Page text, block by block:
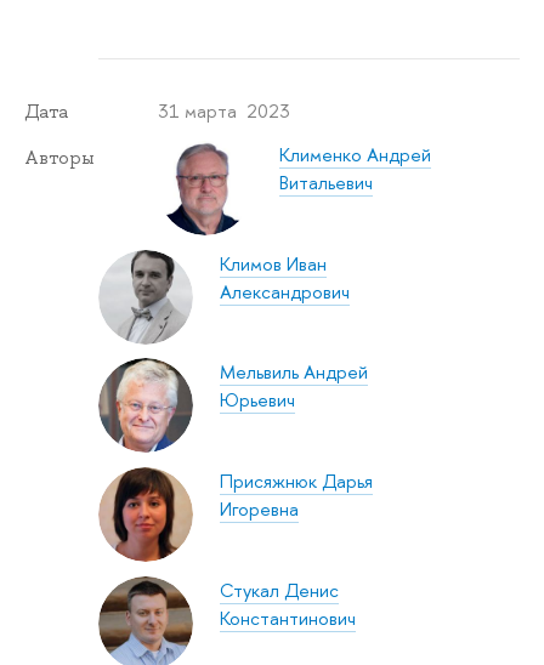
Дата 31 марта 2023
Авторы
Клименко Андрей
Витальевич
Климов Иван
Александрович
Мельвиль Андрей
Юрьевич
Присяжнюк Дарья
Игоревна
Стукал Денис
Константинович